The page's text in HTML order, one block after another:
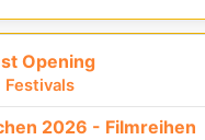
Opening
Festivals
2026 - Filmreihen